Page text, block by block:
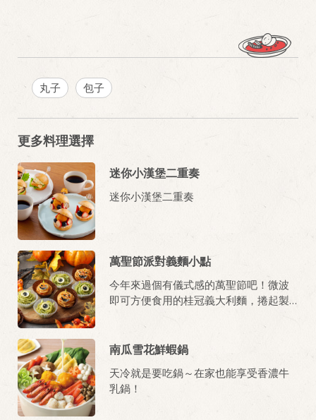
丸子 包子
更多料理選擇
迷你小漢堡二重奏
迷你小漢堡二重奏
萬聖節派對義麵小點
今年來過個有儀式感的萬聖節吧！微波
即可方便食用的桂冠義大利麵，捲起製
南瓜雪花鮮蝦鍋
天冷就是要吃鍋～在家也能享受香濃牛
乳鍋！